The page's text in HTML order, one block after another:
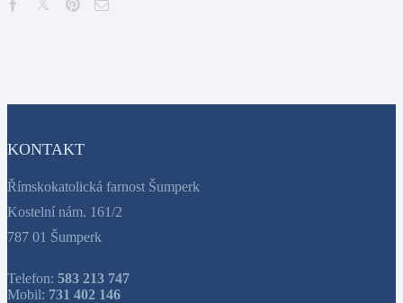
KONTAKT
Římskokatolická farnost Šumperk
Kostelní nám. 161/2
787 01 Šumperk
Telefon: 583 213 747
Mobil: 731 402 146